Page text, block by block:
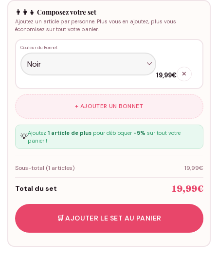
👨‍👩‍👧 Composez votre set
Ajoutez un article par personne. Plus vous en ajoutez, plus vous
économisez sur tout votre panier.
Couleur du Bonnet
19,99€ ✕
+ AJOUTER UN BONNET
💡Ajoutez 1 article de pluspour débloquer -5% sur tout votre
panier !
Sous-total (1 articles) 19,99€
Total du set 19,99€
🛒 AJOUTER LE SET AU PANIER